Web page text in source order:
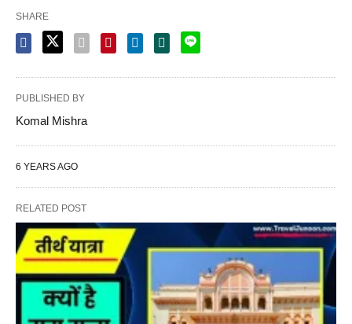
SHARE
PUBLISHED BY
Komal Mishra
6 YEARS AGO
RELATED POST